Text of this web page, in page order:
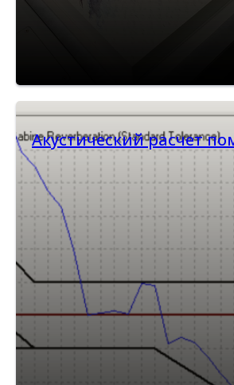
Акустический расчет